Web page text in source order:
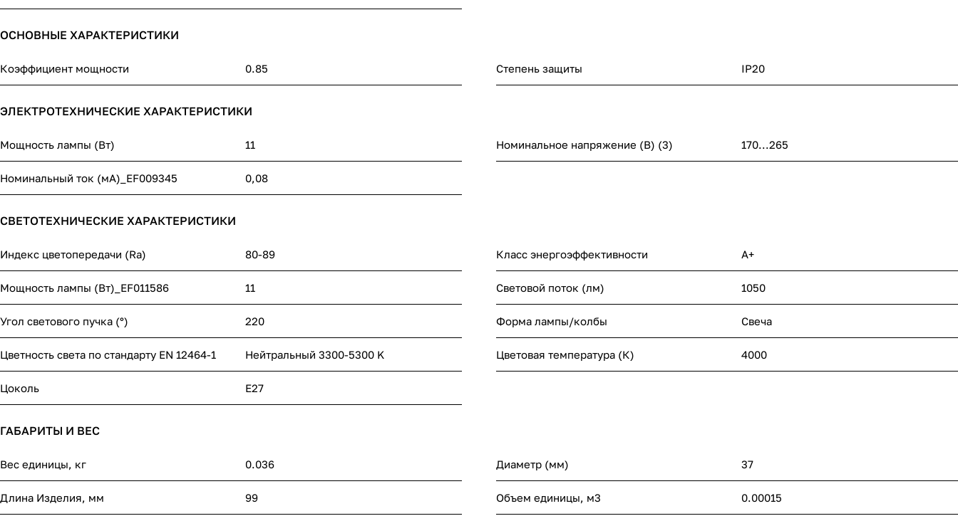
ОСНОВНЫЕ ХАРАКТЕРИСТИКИ
Коэффициент мощности 0.85 Степень защиты IP20
ЭЛЕКТРОТЕХНИЧЕСКИЕ ХАРАКТЕРИСТИКИ
Мощность лампы (Вт) 11 Номинальное напряжение (В) (3) 170...265
Номинальный ток (мА)_EF009345 0,08
СВЕТОТЕХНИЧЕСКИЕ ХАРАКТЕРИСТИКИ
Индекс цветопередачи (Ra) 80-89 Класс энергоэффективности A+
Мощность лампы (Вт)_EF011586 11 Световой поток (лм) 1050
Угол светового пучка (°) 220 Форма лампы/колбы Свеча
Цветность света по стандарту EN 12464-1 Нейтральный 3300-5300 K Цветовая температура (К) 4000
Цоколь E27
ГАБАРИТЫ И ВЕС
Вес единицы, кг 0.036 Диаметр (мм) 37
Длина Изделия, мм 99 Объем единицы, м3 0.00015